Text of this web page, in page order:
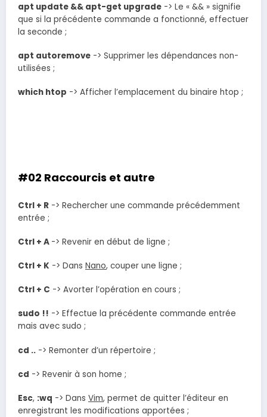
apt update && apt-get upgrade -> Le « && » signifie
que si la précédente commande a fonctionné, effectuer
la seconde ;
apt autoremove -> Supprimer les dépendances non-
utilisées ;
which htop -> Afficher l’emplacement du binaire htop ;
#02 Raccourcis et autre
Ctrl + R -> Rechercher une commande précédemment
entrée ;
Ctrl + A -> Revenir en début de ligne ;
Ctrl + K -> Dans Nano, couper une ligne ;
Ctrl + C -> Avorter l’opération en cours ;
sudo !! -> Effectue la précédente commande entrée
mais avec sudo ;
cd .. -> Remonter d’un répertoire ;
cd -> Revenir à son home ;
Esc, :wq -> Dans Vim, permet de quitter l’éditeur en
enregistrant les modifications apportées ;